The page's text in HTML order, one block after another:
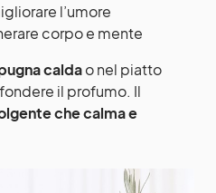
l’umore
corpo e mente
caldao nel piatto
il profumo. Il
che calma e